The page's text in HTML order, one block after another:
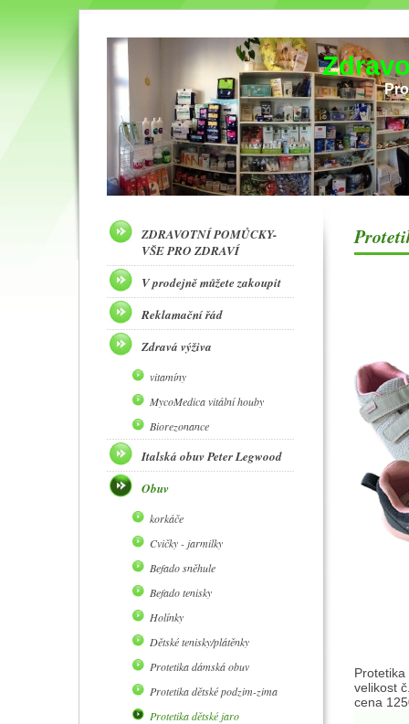
velikost
cena
ZDRAVOTNÍ POMŮCKY-
VŠE PRO ZDRAVÍ
V prodejně můžete zakoupit
Reklamační řád
Zdravá výživa
vitamíny
MycoMedica vitální houby
Biorezonance
Italská obuv Peter Legwood
Obuv
korkáče
Cvičky - jarmilky
Befado sněhule
Befado tenisky
Holínky
Dětské tenisky/plátěnky
Protetika dámská obuv
Protetika dětské podzim-zima
Protetika dětské jaro